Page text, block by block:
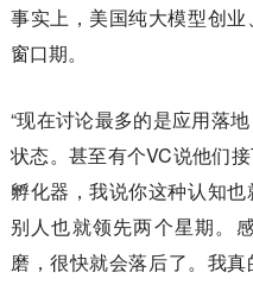
事实上，美国纯大模型创
窗口期。
“现在讨论最多的是应用落
状态。甚至有个VC说他们
孵化器，我说你这种认知
别人也就领先两个星期。
磨，很快就会落后了。我